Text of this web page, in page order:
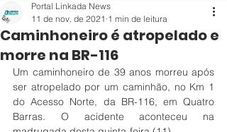
Caminhoneiro é atropelado e
morre na BR-116
Portal Linkada News
11 de nov. de 2021 1 min de leitura
Um caminhoneiro de 39 anos morreu após
ser atropelado por um caminhão, no Km 1
do Acesso Norte, da BR-116, em Quatro
Barras. O acidente aconteceu na